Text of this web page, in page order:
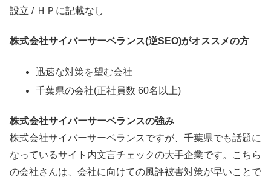
設立 / ＨＰに記載なし
株式会社サイバーサーベランス(逆SEO)がオススメの方
迅速な対策を望む会社
千葉県の会社(正社員数 60名以上)
株式会社サイバーサーベランスの強み
株式会社サイバーサーベランスですが、千葉県でも話題に
なっているサイト内文言チェックの大手企業です。こちら
の会社さんは、会社に向けての風評被害対策が早いことで